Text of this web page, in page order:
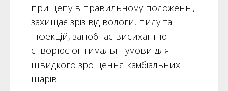
прищепу в правильному положенні,
захищає зріз від вологи, пилу та
інфекцій, запобігає висиханню і
створює оптимальні умови для
швидкого зрощення камбіальних
шарів